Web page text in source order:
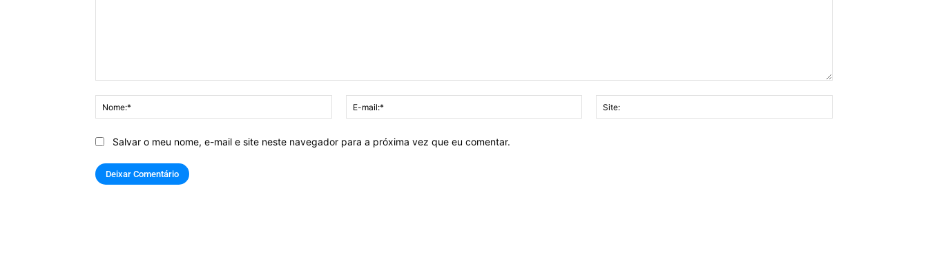
Nome:*
mail:*
Salvar o meu nome, e-mail e site neste navegador para a próxima vez que eu comentar.